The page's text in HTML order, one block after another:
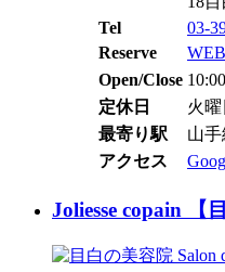
Tel
03-
Reserve
Open/Close
定休日
火曜
最寄り駅
山
アクセス
Joliesse copain 【